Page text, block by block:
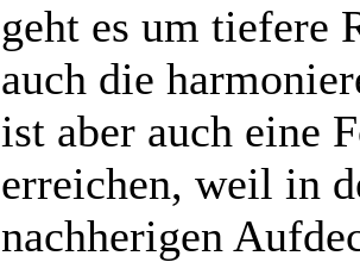
geht es um tiefere
auch die
ist aber auch eine
erreichen, weil in
nachherigen